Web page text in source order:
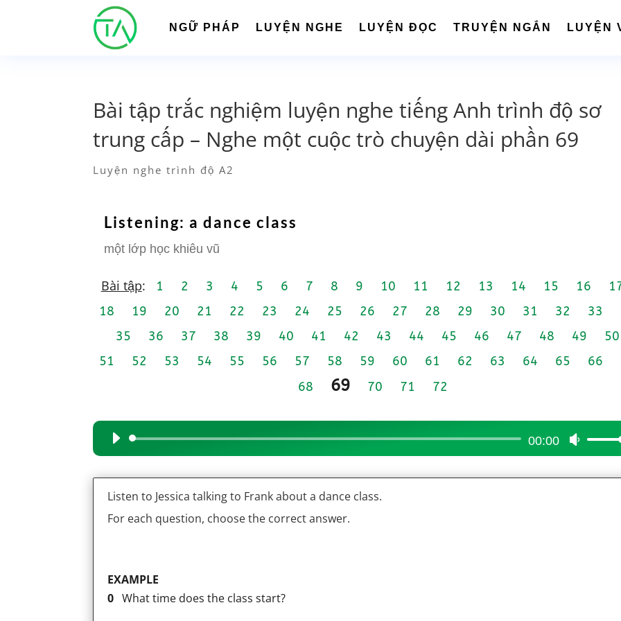
NGỮ PHÁP LUYỆN NGHE LUYỆN ĐỌC TRUYỆN NGẮN LUYỆN
Bài tập trắc nghiệm luyện nghe tiếng Anh trình độ sơ
trung cấp – Nghe một cuộc trò chuyện dài phần 69
Luyện nghe trình độ A2
Listening: a dance class
một lớp học khiêu vũ
Bài tập: 1 2 3 4 5 6 7 8 9 10 11 12 13 14 15 16
18
19 20 21 22 23 24 25 26 27 28 29 30 31 32 33
35
36 37 38 39 40 41 42 43 44 45 46 47 48 49
50
51
52 53 54 55 56 57 58 59 60 61 62 63 64 65 66
68
69 70 71 72
Audio
Player
00:00
Use
Up/
Arrow
Listen to Jessica talking to Frank about a dance class.
For each question, choose the correct answer.
EXAMPLE
0 What time does the class start?